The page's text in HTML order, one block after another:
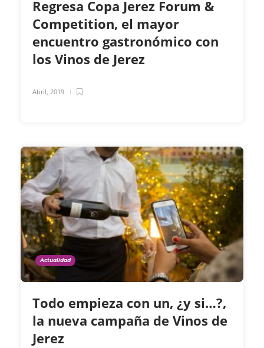
Regresa Copa Jerez Forum &
Competition, el mayor
encuentro gastronómico con
los Vinos de Jerez
Abril, 2019
Actualidad
Todo empieza con un, ¿y si…?,
la nueva campaña de Vinos de
Jerez